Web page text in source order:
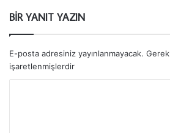
BIR YANIT YAZIN
E-posta adresiniz yayınlanmayacak.
işaretlenmişlerdir